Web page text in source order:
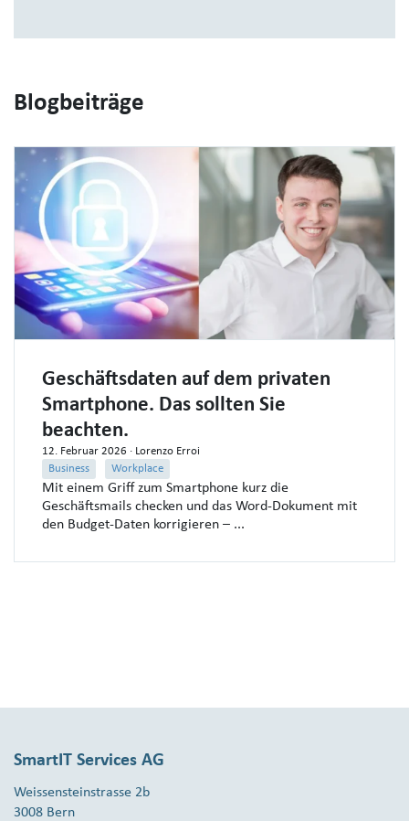
Blogbeiträge
Geschäftsdaten auf dem privaten
Smartphone. Das sollten Sie
beachten.
12. Februar 2026 · Lorenzo Erroi
Business
Workplace
Mit einem Griff zum Smartphone kurz die
Geschäftsmails checken und das Word-Dokument mit
den Budget-Daten korrigieren – ...
SmartIT Services AG
Weissensteinstrasse 2b
3008 Bern